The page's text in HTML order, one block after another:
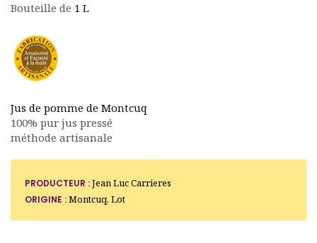
Bouteille de 1 L
Jus de pomme de Montcuq
100% pur jus pressé
méthode artisanale
PRODUCTEUR :Jean Luc Carrieres
ORIGINE :Montcuq, Lot